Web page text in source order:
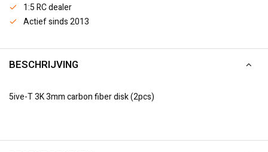
1:5 RC dealer
Actief sinds 2013
BESCHRIJVING
5ive-T 3K 3mm carbon fiber disk (2pcs)